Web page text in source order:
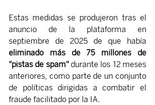
Estas medidas se produjeron tras el
anuncio de la plataforma en
septiembre de 2025 de que había
eliminado más de 75 millones de
"pistas de spam" durante los 12 meses
anteriores, como parte de un conjunto
de políticas dirigidas a combatir el
fraude facilitado por la IA.